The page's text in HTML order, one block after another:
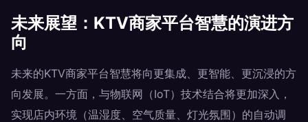
未来展望：KTV商家平台智慧的演进方
向
未来的KTV商家平台智慧将向更集成、更智能、更沉浸的方
向发展。一方面，与物联网（IoT）技术结合将更加深入，
实现店内环境（温湿度、空气质量、灯光氛围）的自动调